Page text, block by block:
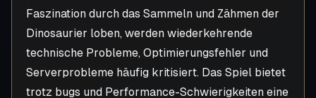
Faszination durch das Sammeln und Zähmen der
Dinosaurier loben, werden wiederkehrende
technische Probleme, Optimierungsfehler und
Serverprobleme häufig kritisiert. Das Spiel bietet
trotz bugs und Performance-Schwierigkeiten eine